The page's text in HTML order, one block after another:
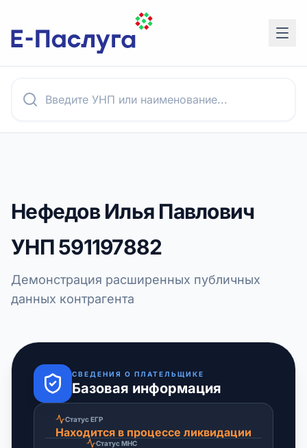
Нефедов Илья Павлович
УНП591197882
Демонстрация расширенных публичных
данных контрагента
СВЕДЕНИЯ О ПЛАТЕЛЬЩИКЕ
Базовая информация
Статус ЕГР
Находится в процессе ликвидации
Статус МНС